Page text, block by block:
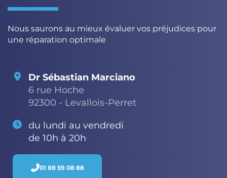
Nous saurons au mieux évaluer vos préjudices pour
une réparation optimale
Dr Sébastian Marciano
6 rue Hoche
92300 - Levallois-Perret
du lundi au vendredi
de 10h à 20h
01 88 59 08 88